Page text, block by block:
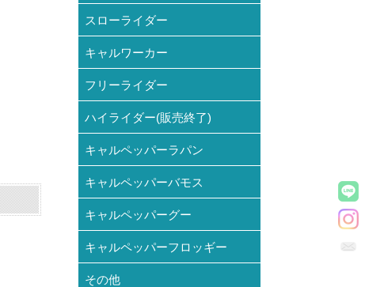
スローライダー
キャルワーカー
フリーライダー
ハイライダー(販売終了)
キャルペッパーラパン
キャルペッパーバモス
キャルペッパーグー
キャルペッパーフロッギー
その他